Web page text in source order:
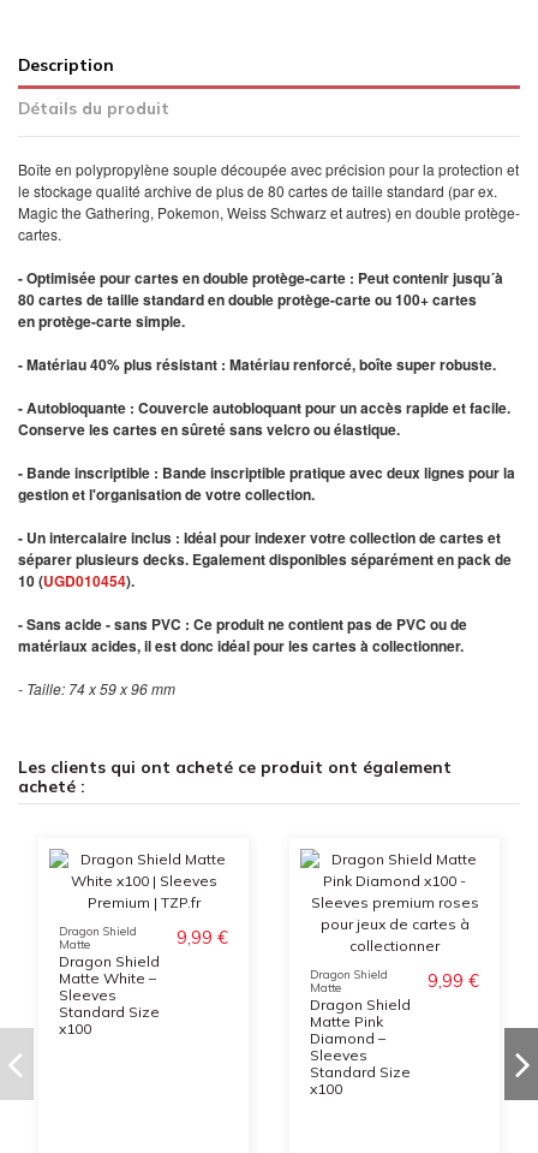
Description
Détails du produit
Boîte en polypropylène souple découpée avec précision pour la protection et
le stockage qualité archive de plus de 80 cartes de taille standard (par ex.
Magic the Gathering, Pokemon, Weiss Schwarz et autres) en double protège-
cartes.
- Optimisée pour cartes en double protège-carte : Peut contenir jusqu´à
80 cartes de taille standard en double protège-carte ou 100+ cartes
en protège-carte simple.
- Matériau 40% plus résistant : Matériau renforcé, boîte super robuste.
- Autobloquante : Couvercle autobloquant pour un accès rapide et facile.
Conserve les cartes en sûreté sans velcro ou élastique.
- Bande inscriptible : Bande inscriptible pratique avec deux lignes pour la
gestion et l'organisation de votre collection.
- Un intercalaire inclus : Idéal pour indexer votre collection de cartes et
séparer plusieurs decks. Egalement disponibles séparément en pack de
10 (UGD010454).
- Sans acide - sans PVC : Ce produit ne contient pas de PVC ou de
matériaux acides, il est donc idéal pour les cartes à collectionner.
- Taille: 74 x 59 x 96 mm
Les clients qui ont acheté ce produit ont également
acheté :
Dragon Shield
Matte
Dragon Shield
Matte White –
Sleeves
Standard Size
x100
9,99 €
Dragon Shield
Matte
Dragon Shield
Matte Pink
Diamond –
Sleeves
Standard Size
x100
9,99 €